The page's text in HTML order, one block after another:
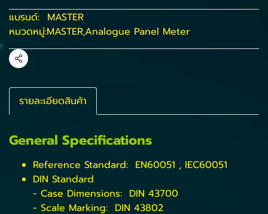
แบรนด์: MASTER
หมวดหมู่:MASTER,Analogue Panel Meter
แชร์
รายละเอียดสินค้า
General Specifications
Reference Standard: EN60051 , IEC60051
DIN Standard
- Case Dimensions: DIN 43700
- Scale Marking: DIN 43802